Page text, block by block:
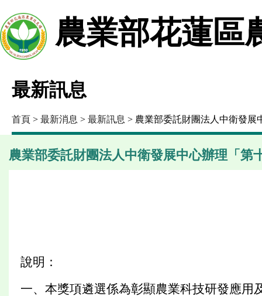
農業部花蓮區
最新訊息
首頁 > 最新消息 > 最新訊息 > 農業部委託財團法人中衛發展
農業部委託財團法人中衛發展中心辦理「第
說明：
一、本獎項遴選係為彰顯農業科技研發應